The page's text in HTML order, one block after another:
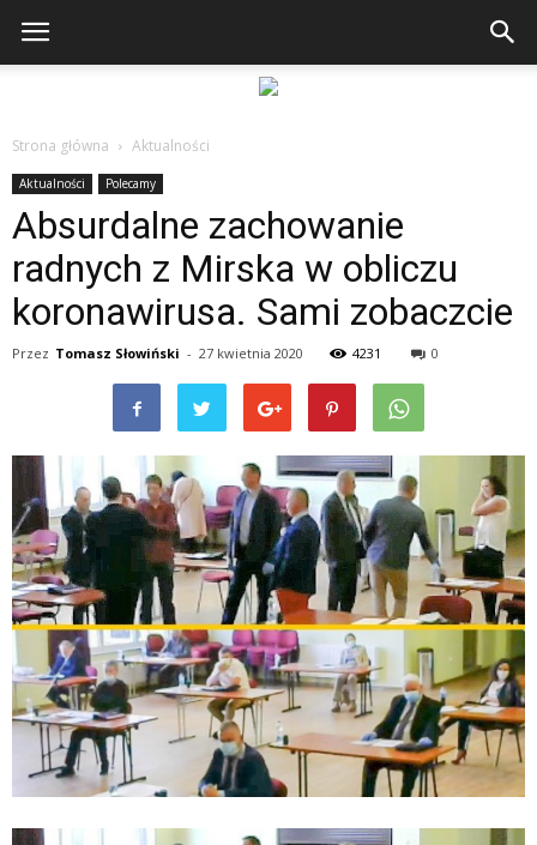
Strona główna Aktualności
Aktualności Polecamy
Absurdalne zachowanie
radnych z Mirska w obliczu
koronawirusa. Sami zobaczcie
Przez Tomasz Słowiński - 27 kwietnia 2020 4231 0